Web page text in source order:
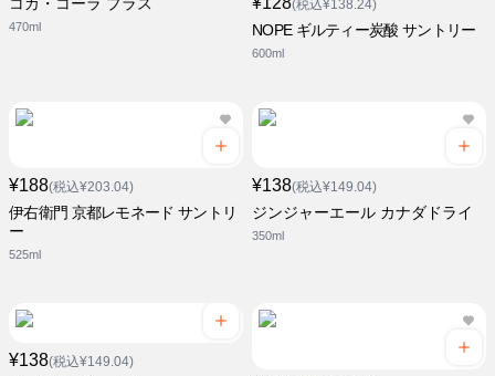
470ml
(税込¥138.24)
NOPE ギルティー炭酸 サントリー
600ml
¥188(税込¥203.04)
伊右衛門 京都レモネード サントリ
ー
525ml
¥138(税込¥149.04)
ジンジャーエール カナダドライ
350ml
¥138(税込¥149.04)